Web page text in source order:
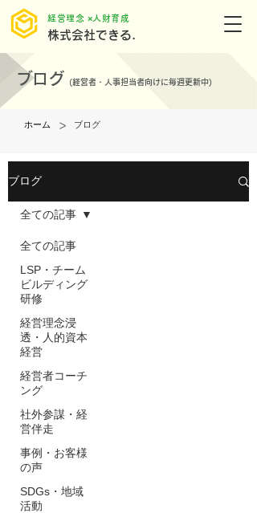
株式会社できる.
​経営理念 ×人財育成
ブログ (経営者・人事担当者向けに毎週更新中)
ホーム > ブログ
ブログ
全ての記事
LSP・チーム
ビルディング
研修
経営理念浸
透・人的資本
経営
経営者コーチ
ング
社外参謀・経
営伴走
事例・お客様
の声
SDGs・地域
活動
全ての記事